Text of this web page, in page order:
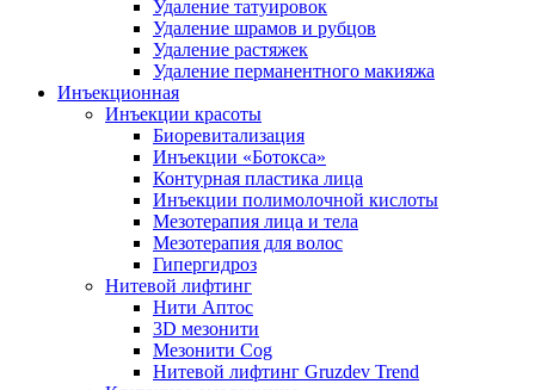
Удаление татуировок
Удаление шрамов и рубцов
Удаление растяжек
Удаление перманентного макияжа
Инъекционная
Инъекции красоты
Биоревитализация
Инъекции «Ботокса»
Контурная пластика лица
Инъекции полимолочной кислоты
Мезотерапия лица и тела
Мезотерапия для волос
Гипергидроз
Нитевой лифтинг
Нити Аптос
3D мезонити
Мезонити Cog
Нитевой лифтинг Gruzdev Trend